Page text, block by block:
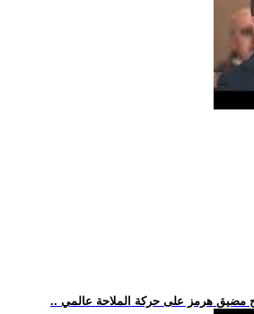
مضيق هرمز على حركة الملاحة عالمي